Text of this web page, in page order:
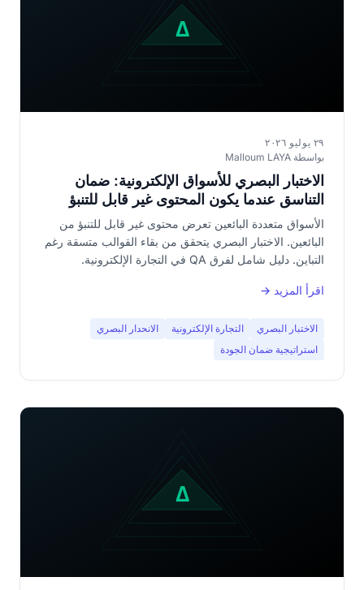
٢٩ يوليو ٢٠٢٦
بواسطة Malloum LAYA
الاختبار البصري للأسواق الإلكترونية: ضمان
التناسق عندما يكون المحتوى غير قابل للتنبؤ
الأسواق متعددة البائعين تعرض محتوى غير قابل للتنبؤ من
البائعين. الاختبار البصري يتحقق من بقاء القوالب متسقة رغم
التباين. دليل شامل لفرق QA في التجارة الإلكترونية.
اقرأ المزيد →
الاختبار البصري التجارة الإلكترونية
الانحدار البصري
استراتيجية ضمان الجودة